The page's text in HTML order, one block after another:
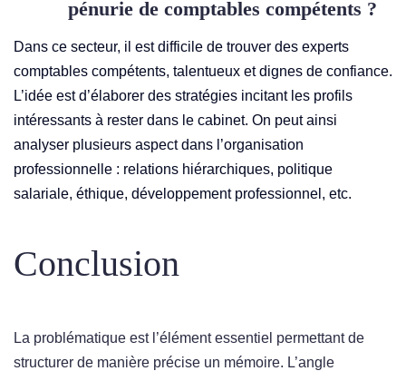
pénurie de comptables compétents ?
Dans ce secteur, il est difficile de trouver des experts
comptables compétents, talentueux et dignes de confiance.
L’idée est d’élaborer des stratégies incitant les profils
intéressants à rester dans le cabinet. On peut ainsi
analyser plusieurs aspect dans l’organisation
professionnelle : relations hiérarchiques, politique
salariale, éthique, développement professionnel, etc.
Conclusion
La problématique est l’élément essentiel permettant de
structurer de manière précise un mémoire. L’angle